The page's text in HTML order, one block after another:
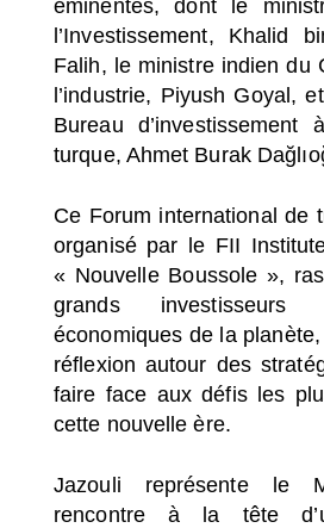
éminentes, dont le
l’Investissement, Khalid
Falih, le ministre indien du
l’industrie, Piyush Goyal,
Bureau d’investissement
turque, Ahmet Burak
Ce Forum international de
organisé par le FII
« Nouvelle Boussole »,
grands investisseurs
économiques de la
réflexion autour des
faire face aux défis les
cette nouvelle ère.
Jazouli représente le
rencontre à la tête